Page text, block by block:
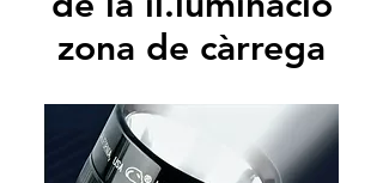
zona de càrrega